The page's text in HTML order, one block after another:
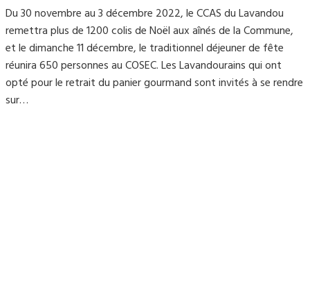
Du 30 novembre au 3 décembre 2022, le CCAS du Lavandou
remettra plus de 1200 colis de Noël aux aînés de la Commune,
et le dimanche 11 décembre, le traditionnel déjeuner de fête
réunira 650 personnes au COSEC. Les Lavandourains qui ont
opté pour le retrait du panier gourmand sont invités à se rendre
sur…